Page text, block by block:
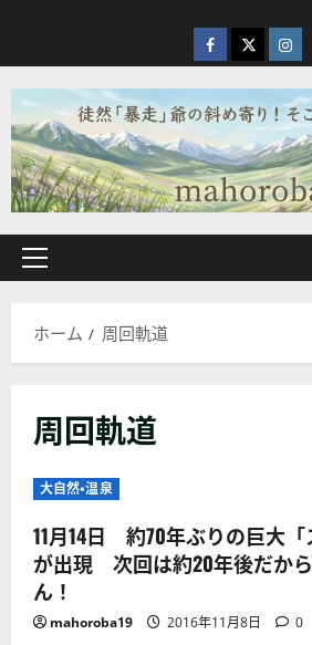
を
ス
キ
ッ
プ
facebook
X
メ
ン
ー
ホーム 周回軌道
周回軌道
大自然・温泉
11月14日 約70年ぶりの巨大「
が出現 次回は約20年後だか
ん！
mahoroba19 2016年11月8日 0